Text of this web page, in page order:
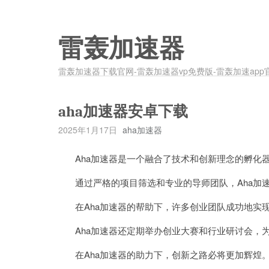
雷轰加速器
雷轰加速器下载官网-雷轰加速器vp免费版-雷轰加速app
aha加速器安卓下载
2025年1月17日 aha加速器
Aha加速器是一个融合了技术和创新理念的孵化
通过严格的项目筛选和专业的导师团队，Aha加
在Aha加速器的帮助下，许多创业团队成功地实
Aha加速器还定期举办创业大赛和行业研讨会，
在Aha加速器的助力下，创新之路必将更加辉煌